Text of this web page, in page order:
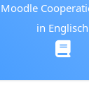
in Englisch